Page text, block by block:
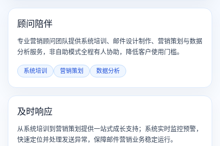
顾问陪伴
专业营销顾问团队提供系统培训、邮件设计制作、营销策划与数据
分析服务，非自助模式全程有人协助，降低客户使用门槛。
系统培训 营销策划 数据分析
及时响应
从系统培训到营销策划提供一站式成长支持；系统实时监控预警，
快速定位并处理发送异常，保障邮件营销业务稳定运行。